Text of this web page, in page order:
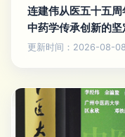
连建伟从医五十五
中药学传承创新的
更新时间：2026-08-